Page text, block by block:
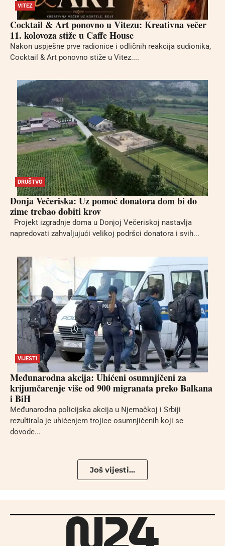
VITEZ
Cocktail & Art ponovno u Vitezu: Kreativna večer
11. kolovoza stiže u Caffe House
Nakon uspješne prve radionice i odličnih reakcija sudionika,
Cocktail & Art ponovno stiže u Vitez....
DRUŠTVO
Donja Večeriska: Uz pomoć donatora dom bi do
zime trebao dobiti krov
Projekt izgradnje doma u Donjoj Večeriskoj nastavlja
napredovati zahvaljujući velikoj podršci donatora i svih...
VIJESTI
Međunarodna akcija: Uhićeni osumnjičeni za
krijumčarenje više od 900 migranata preko Balkana
i BiH
Međunarodna policijska akcija u Njemačkoj i Srbiji
rezultirala je uhićenjem trojice osumnjičenih koji se
dovode...
Još vijesti...